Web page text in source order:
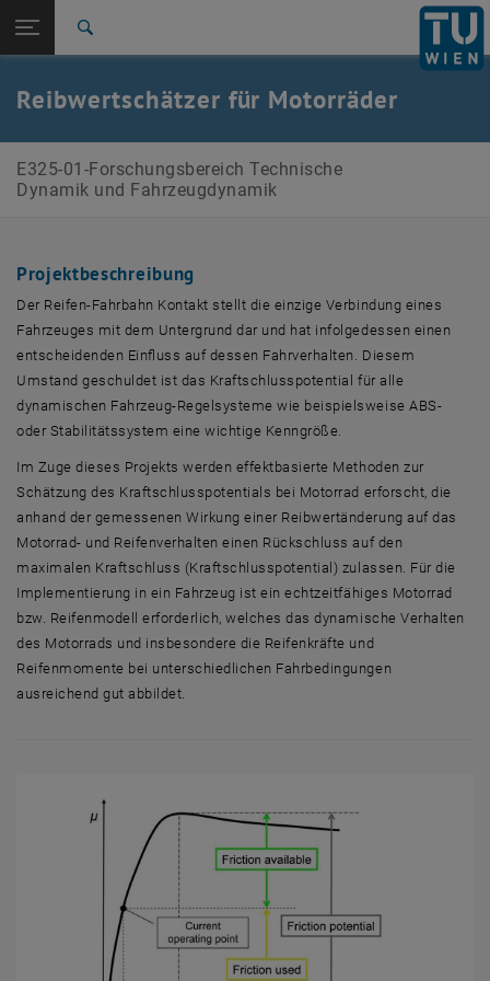
TU Login
Fahrzeugdynamik
Zurück: Subseiten von Forschungsprojekte auflisten
Forschungsprojekte
Friction Potential Estimation
Reibwertschätzer für Motorräder
E325-01-Forschungsbereich Technische
Dynamik und Fahrzeugdynamik
Projektbeschreibung
Der Reifen-Fahrbahn Kontakt stellt die einzige Verbindung eines
Fahrzeuges mit dem Untergrund dar und hat infolgedessen einen
entscheidenden Einfluss auf dessen Fahrverhalten. Diesem
Umstand geschuldet ist das Kraftschlusspotential für alle
dynamischen Fahrzeug-Regelsysteme wie beispielsweise ABS-
oder Stabilitätssystem eine wichtige Kenngröße.
Im Zuge dieses Projekts werden effektbasierte Methoden zur
Schätzung des Kraftschlusspotentials bei Motorrad erforscht, die
anhand der gemessenen Wirkung einer Reibwertänderung auf das
Motorrad- und Reifenverhalten einen Rückschluss auf den
maximalen Kraftschluss (Kraftschlusspotential) zulassen. Für die
Implementierung in ein Fahrzeug ist ein echtzeitfähiges Motorrad
bzw. Reifenmodell erforderlich, welches das dynamische Verhalten
des Motorrads und insbesondere die Reifenkräfte und
Reifenmomente bei unterschiedlichen Fahrbedingungen
ausreichend gut abbildet.